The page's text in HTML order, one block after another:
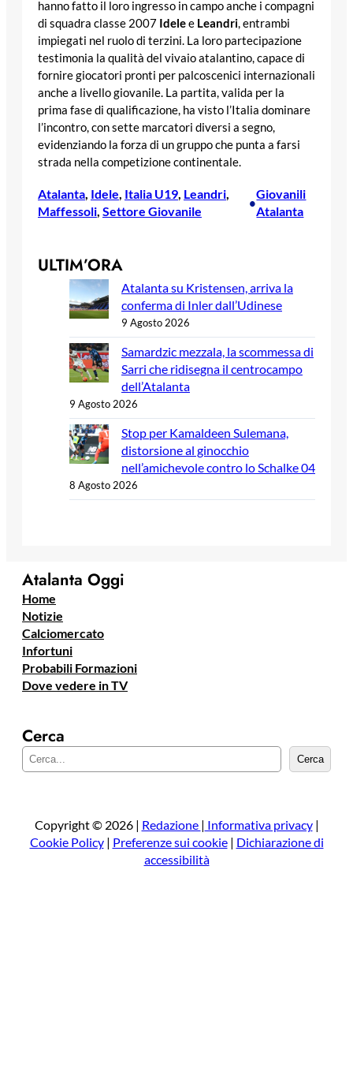
hanno fatto il loro ingresso in campo anche i compagni
di squadra classe 2007 Idelee Leandri, entrambi
impiegati nel ruolo di terzini. La loro partecipazione
testimonia la qualità del vivaio atalantino, capace di
fornire giocatori pronti per palcoscenici internazionali
anche a livello giovanile. La partita, valida per la
prima fase di qualificazione, ha visto l’Italia dominare
l’incontro, con sette marcatori diversi a segno,
evidenziando la forza di un gruppo che punta a farsi
strada nella competizione continentale.
Atalanta, Idele, Italia U19, Leandri
Maffessoli, Settore Giovanile
•
Giovanili
Atalanta
ULTIM’ORA
Atalanta su Kristensen, arriva la
conferma di Inler dall’Udinese
9 Agosto 2026
Samardzic mezzala, la scommessa di
Sarri che ridisegna il centrocampo
dell’Atalanta
9 Agosto 2026
Stop per Kamaldeen Sulemana,
distorsione al ginocchio
nell’amichevole contro lo Schalke 04
8 Agosto 2026
Atalanta Oggi
Home
Notizie
Calciomercato
Infortuni
Probabili Formazioni
Dove vedere in TV
Cerca
e
a
Cerca
Copyright © 2026 | Redazione | Informativa privacy|
Cookie Policy| Preferenze sui cookie| Dichiarazione di
accessibilità